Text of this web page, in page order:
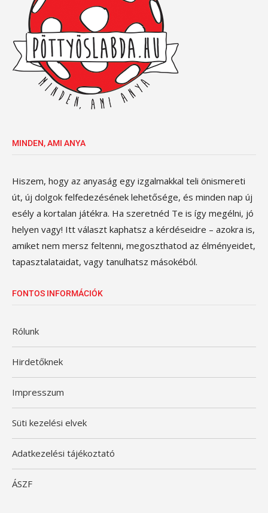
MINDEN, AMI ANYA
Hiszem, hogy az anyaság egy izgalmakkal teli önismereti
út, új dolgok felfedezésének lehetősége, és minden nap új
esély a kortalan játékra. Ha szeretnéd Te is így megélni, jó
helyen vagy! Itt választ kaphatsz a kérdéseidre – azokra is,
amiket nem mersz feltenni, megoszthatod az élményeidet,
tapasztalataidat, vagy tanulhatsz másokéból.
FONTOS INFORMÁCIÓK
Rólunk
Hirdetőknek
Impresszum
Süti kezelési elvek
Adatkezelési tájékoztató
ÁSZF